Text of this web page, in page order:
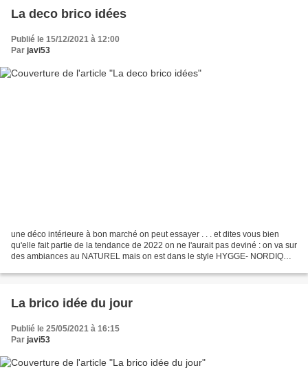
La deco brico idées
Publié le 15/12/2021 à 12:00
Par javi53
une déco intérieure à bon marché on peut essayer . . . et dites vous bien
qu'elle fait partie de la tendance de 2022 on ne l'aurait pas deviné : on va sur
des ambiances au NATUREL mais on est dans le style HYGGE- NORDIQUE
La brico idée du jour
Publié le 25/05/2021 à 16:15
Par javi53